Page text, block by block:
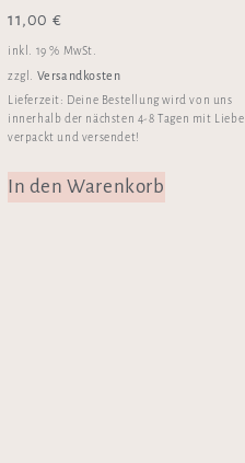
11,00 €
inkl. 19 % MwSt.
zzgl. Versandkosten
Lieferzeit: Deine Bestellung wird von uns
innerhalb der nächsten 4-8 Tagen mit Liebe
verpackt und versendet!
In den Warenkorb